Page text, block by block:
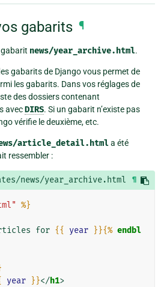
gabarits ¶
gabarit news/year_archive.html.
gabarits de Django vous permet de
les gabarits. Dans vos réglages de
des dossiers contenant
avecDIRS. Si un gabarit n’existe pas
vérifie le deuxième, etc.
article_detail.htmla été
ressembler :
news/year_archive.html ¶
%}
for {{ year }}{% endbl
year }}</h1>